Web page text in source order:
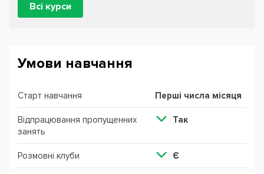
Всі курси
Умови навчання
Старт навчання Перші числа місяця
Відпрацювання пропущенних
занять
Так
Розмовні клуби Є